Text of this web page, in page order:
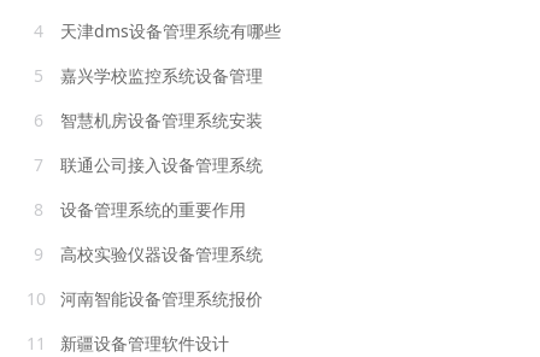
4
天津dms设备管理系统有哪些
5
嘉兴学校监控系统设备管理
6
智慧机房设备管理系统安装
7
联通公司接入设备管理系统
8
设备管理系统的重要作用
9
高校实验仪器设备管理系统
10
河南智能设备管理系统报价
11
新疆设备管理软件设计